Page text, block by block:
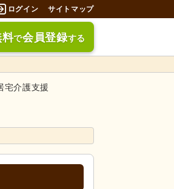
ログイン サイトマップ
料で会員登録する
宅介護支援